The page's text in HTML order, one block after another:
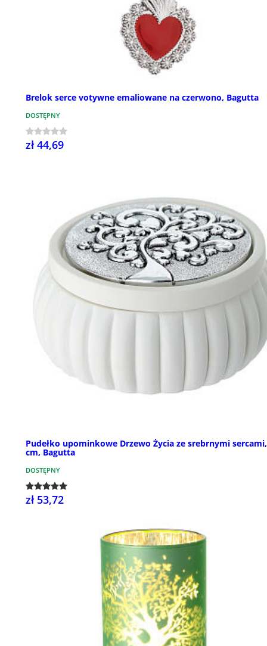
Brelok serce votywne emaliowane na czerwono, Bagutta
DOSTĘPNY
zł 44,69
Pudełko upominkowe Drzewo Życia ze srebrnymi
cm, Bagutta
DOSTĘPNY
zł 53,72